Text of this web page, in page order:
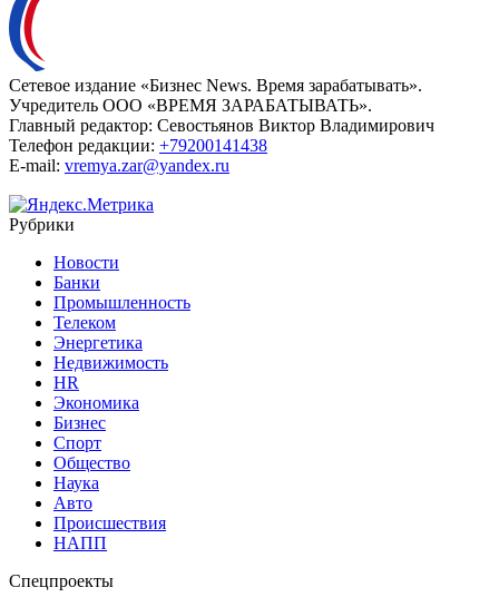
Сетевое издание «Бизнес News. Время зарабатывать».
Учредитель ООО «ВРЕМЯ ЗАРАБАТЫВАТЬ».
Главный редактор: Севостьянов Виктор Владимирович
Телефон редакции: +79200141438
E-mail: vremya.zar@yandex.ru
Рубрики
Новости
Банки
Промышленность
Телеком
Энергетика
Недвижимость
HR
Экономика
Бизнес
Спорт
Общество
Наука
Авто
Происшествия
НАПП
Спецпроекты